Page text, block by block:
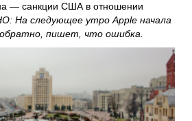
— санкции США в отношении
На следующее утро Apple начала
обратно, пишет, что ошибка.